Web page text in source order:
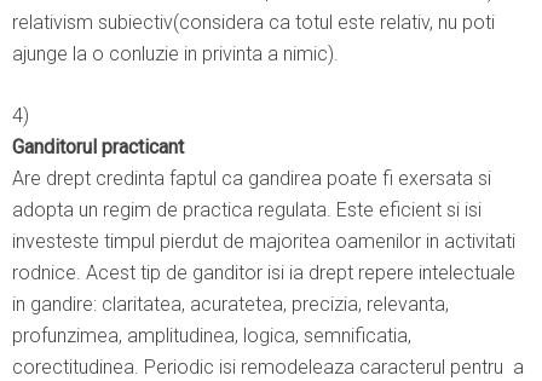
relativism subiectiv(considera ca totul este relativ, nu poti
ajunge la o conluzie in privinta a nimic).
4)
Ganditorul practicant
Are drept credinta faptul ca gandirea poate fi exersata si
adopta un regim de practica regulata. Este eficient si isi
investeste timpul pierdut de majoritea oamenilor in activitati
rodnice. Acest tip de ganditor isi ia drept repere intelectuale
in gandire: claritatea, acuratetea, precizia, relevanta,
profunzimea, amplitudinea, logica, semnificatia,
corectitudinea. Periodic isi remodeleaza caracterul pentru a